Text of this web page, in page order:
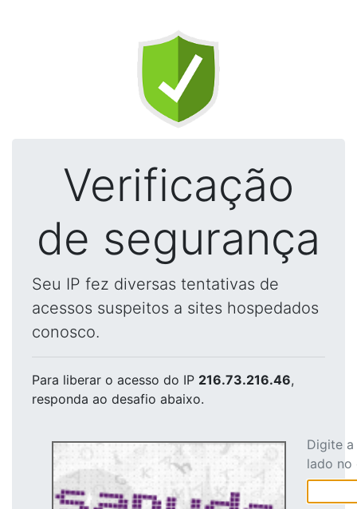
Verificação
de segurança
Seu IP fez diversas tentativas de
acessos suspeitos a sites hospedados
conosco.
Para liberar o acesso do IP 216.73.216.46,
responda ao desafio abaixo.
Digite
lado no